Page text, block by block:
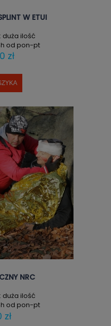
W ETUI
duża ilość
od pon-pt
zł
NRC
duża ilość
od pon-pt
zł